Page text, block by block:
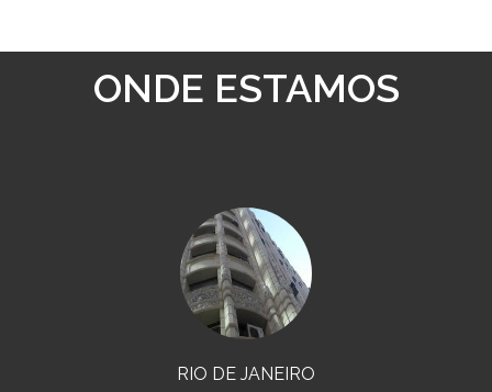
ONDE ESTAMOS
RIO DE JANEIRO